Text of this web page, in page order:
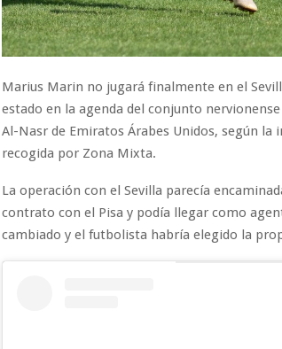
Marius Marin no jugará finalmente en el
estado en la agenda del conjunto
Al-Nasr de Emiratos Árabes Unidos, según
recogida por Zona Mixta.
La operación con el Sevilla parecía
contrato con el Pisa y podía llegar como
cambiado y el futbolista habría elegido la